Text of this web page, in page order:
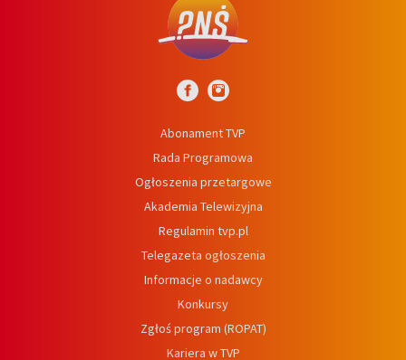
Abonament TVP
Rada Programowa
Ogłoszenia przetargowe
Akademia Telewizyjna
Regulamin tvp.pl
Telegazeta ogłoszenia
Informacje o nadawcy
Konkursy
Zgłoś program (ROPAT)
Kariera w TVP